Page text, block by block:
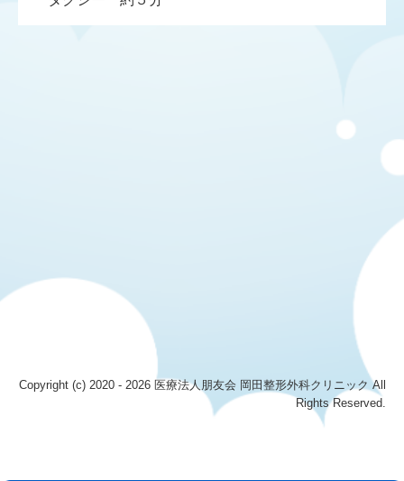
Copyright (c) 2020 - 2026 医療法人朋友会 岡田整形外科クリニック All
Rights Reserved.